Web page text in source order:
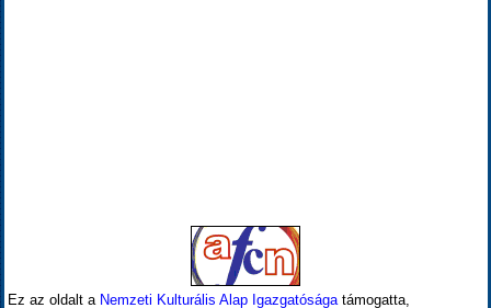
Ez az oldalt a Nemzeti Kulturális Alap Igazgatóságatámogatta,